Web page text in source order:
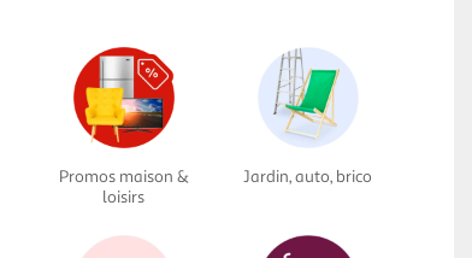
Promos maison &
loisirs
Jardin, auto, brico